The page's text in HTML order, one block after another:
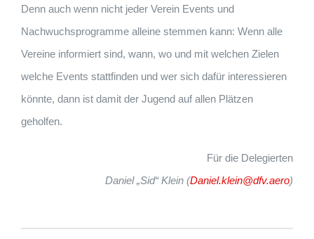
Denn auch wenn nicht jeder Verein Events und
Nachwuchsprogramme alleine stemmen kann: Wenn alle
Vereine informiert sind, wann, wo und mit welchen Zielen
welche Events stattfinden und wer sich dafür interessieren
könnte, dann ist damit der Jugend auf allen Plätzen
geholfen.
Für die Delegierten
Daniel „Sid“ Klein (Daniel.klein@dfv.aero)